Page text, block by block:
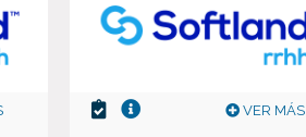
VER MÁS